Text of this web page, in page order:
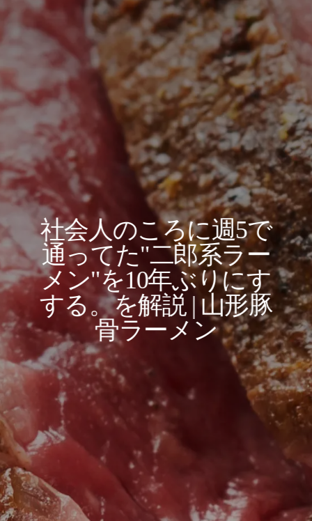
社会人のころに週5で
通ってた"二郎系ラー
メン"を10年ぶりにす
する。を解説 | 山形豚
骨ラーメン